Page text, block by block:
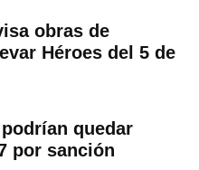
obras de
Héroes del 5 de
quedar
por sanción